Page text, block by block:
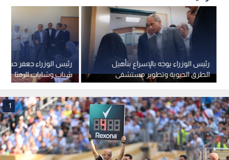
رئيس الوزراء جعفر
شباب وشابات الرمثا
رئيس الوزراء يوجه بالإسراع بتأهيل
الطرق الحيوية وتطوير مستشفى
الرمثا الحكومي
1